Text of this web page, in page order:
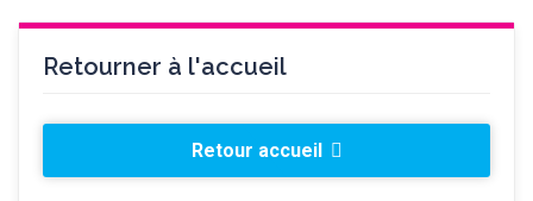
Retourner à l'accueil
Retour accueil